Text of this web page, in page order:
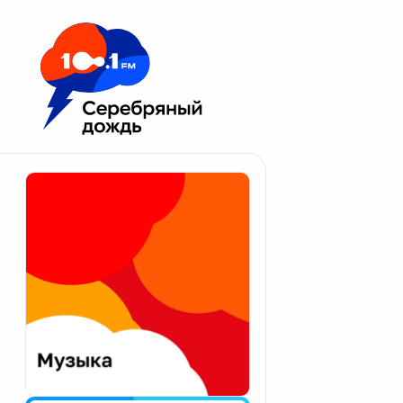
Москва 100.1 FM
Апатиты
Екатеринбург
Калининград
Калуга